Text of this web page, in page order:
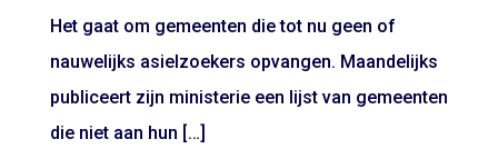
Het gaat om gemeenten die tot nu geen of
nauwelijks asielzoekers opvangen. Maandelijks
publiceert zijn ministerie een lijst van gemeenten
die niet aan hun […]